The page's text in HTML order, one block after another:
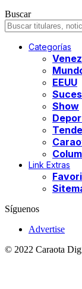
Buscar
Categorías
EEUU
Show
Link Extras
Síguenos
Advertise
© 2022 Caraota